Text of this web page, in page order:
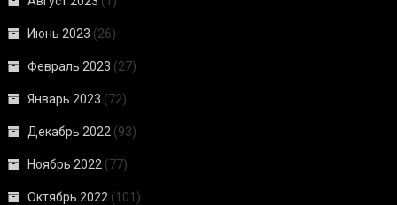
Июнь 2023 (26)
Февраль 2023 (27)
Январь 2023 (72)
Декабрь 2022 (93)
Ноябрь 2022 (77)
Октябрь 2022 (101)